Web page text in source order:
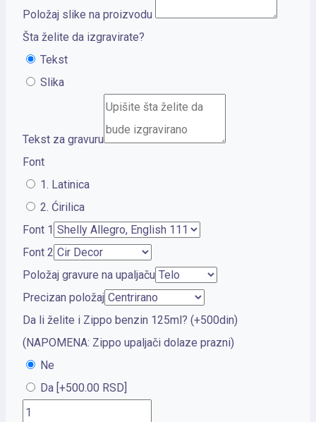
Položaj slike na proizvodu
Šta želite da izgravirate?
Tekst
Slika
Tekst za gravuru
Font
1. Latinica
2. Ćirilica
Font 1
Font 2
Položaj gravure na upaljaču
Precizan položaj
Da li želite i Zippo benzin 125ml? (+500din)
(NAPOMENA: Zippo upaljači dolaze prazni)
Ne
Da [+500.00 RSD]
Zippo